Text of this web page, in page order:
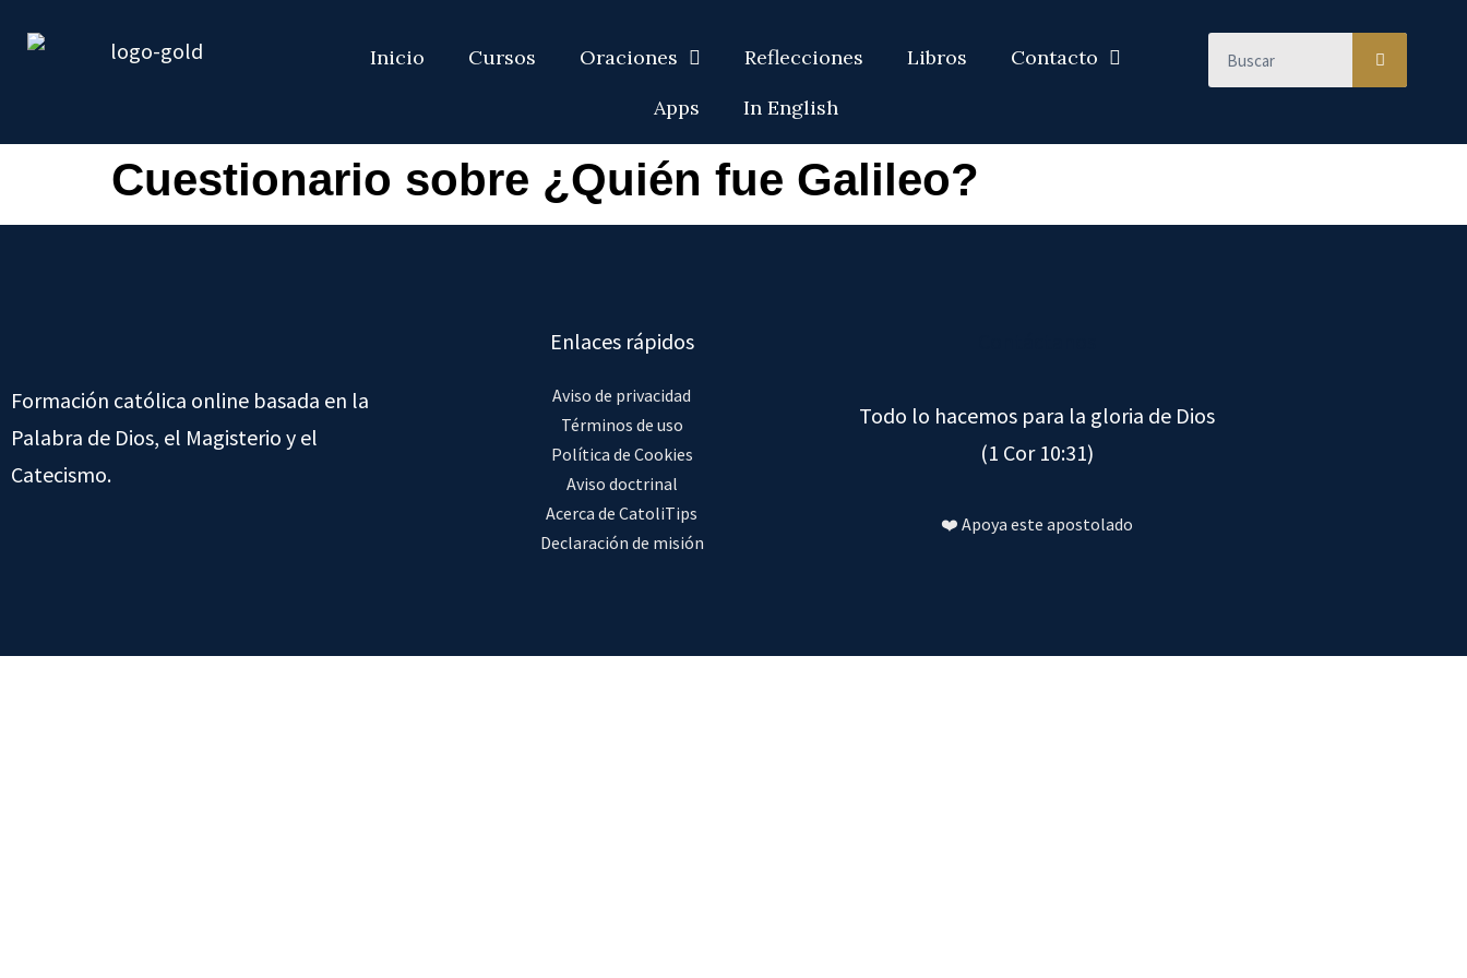
Inicio Cursos Oraciones Reflecciones Libros
Contacto
Apps
In English
Cuestionario sobre ¿Quién fue Galileo?
Formación católica online basada en la
Palabra de Dios, el Magisterio y el
Catecismo.
Enlaces rápidos
Aviso de privacidad
Términos de uso
Política de Cookies
Aviso doctrinal
Acerca de CatoliTips
Declaración de misión
Todo lo hacemos para la gloria de Dios
(1 Cor 10:31)
❤️ Apoya este apostolado